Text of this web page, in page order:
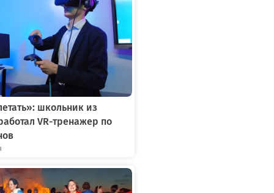
школьник из
VR-тренажер по